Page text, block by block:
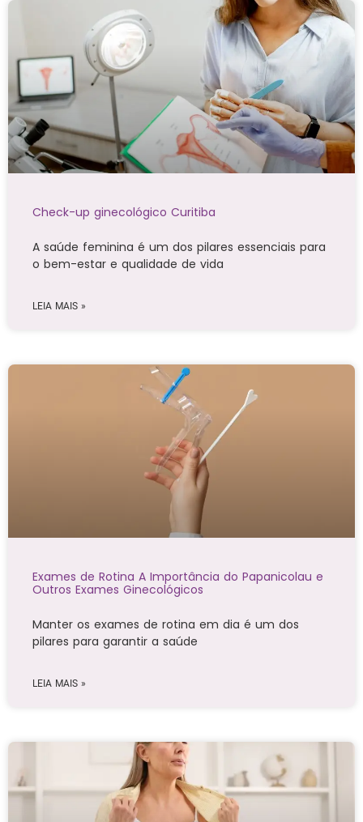
Check-up ginecológico Curitiba
A saúde feminina é um dos pilares essenciais para
o bem-estar e qualidade de vida
LEIA MAIS »
Exames de Rotina A Importância do Papanicolau e
Outros Exames Ginecológicos
Manter os exames de rotina em dia é um dos
pilares para garantir a saúde
LEIA MAIS »